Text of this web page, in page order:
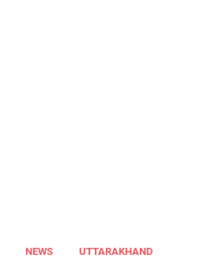
NEWS UTTARAKHAND